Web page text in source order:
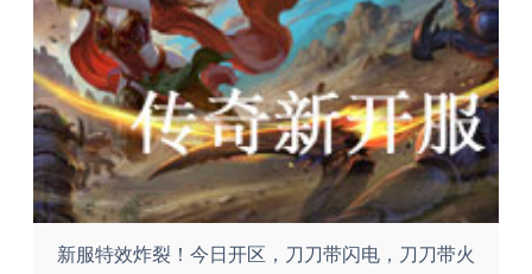
新服特效炸裂！今日开区，刀刀带闪电，刀刀带火